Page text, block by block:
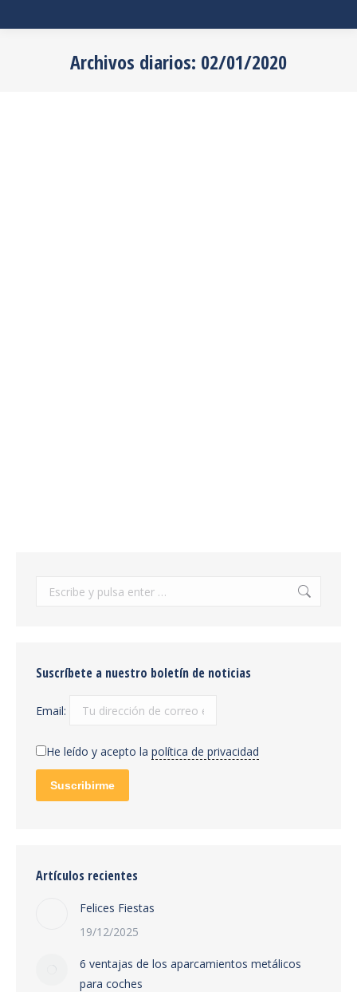
Archivos diarios: 02/01/2020
Buscar:
Suscríbete a nuestro boletín de noticias
Email:
He leído y acepto la política de privacidad
Artículos recientes
Felices Fiestas
19/12/2025
6 ventajas de los aparcamientos metálicos
para coches